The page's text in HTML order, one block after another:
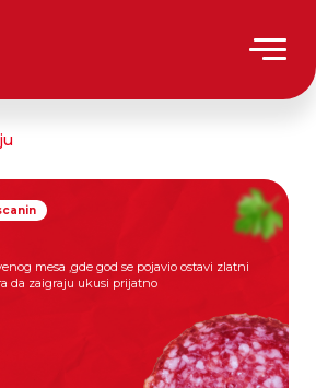
mesa ,gde god se pojavio ostavi zlatni
da zaigraju ukusi prijatno